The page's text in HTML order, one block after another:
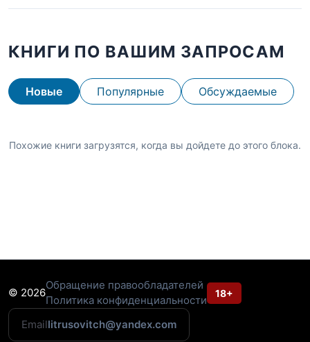
КНИГИ ПО ВАШИМ ЗАПРОСАМ
Новые Популярные Обсуждаемые
Похожие книги загрузятся, когда вы дойдете до этого блока.
© 2026
Обращение правообладателей
Политика конфиденциальности
18+
Emaillitrusovitch@yandex.com